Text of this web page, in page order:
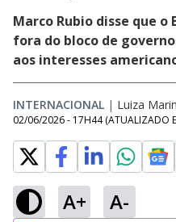
Marco Rubio disse que
fora do bloco de
aos interesses
INTERNACIONAL | Luiza
02/06/2026 - 17H44 (ATUALIZADO
A+ A-